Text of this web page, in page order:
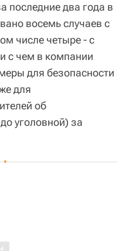
последние два года в
восемь случаев с
числе четыре - с
с чем в компании
для безопасности
для
об
уголовной) за